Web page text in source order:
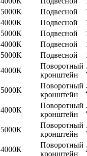
5000К Подвесной
4000К Подвесной
5000К Подвесной
4000К Подвесной
5000К Подвесной
4000К
Поворотный
кронштейн
5000К
Поворотный
кронштейн
4000К
Поворотный
кронштейн
5000К
Поворотный
кронштейн
4000К
Поворотный
кронштейн